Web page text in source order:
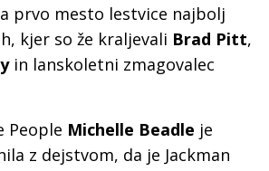
prvo mesto lestvice najbolj
kjer so že kraljevali Brad Pitt,
in lanskoletni zmagovalec
People Michelle Beadle je
z dejstvom, da je Jackman